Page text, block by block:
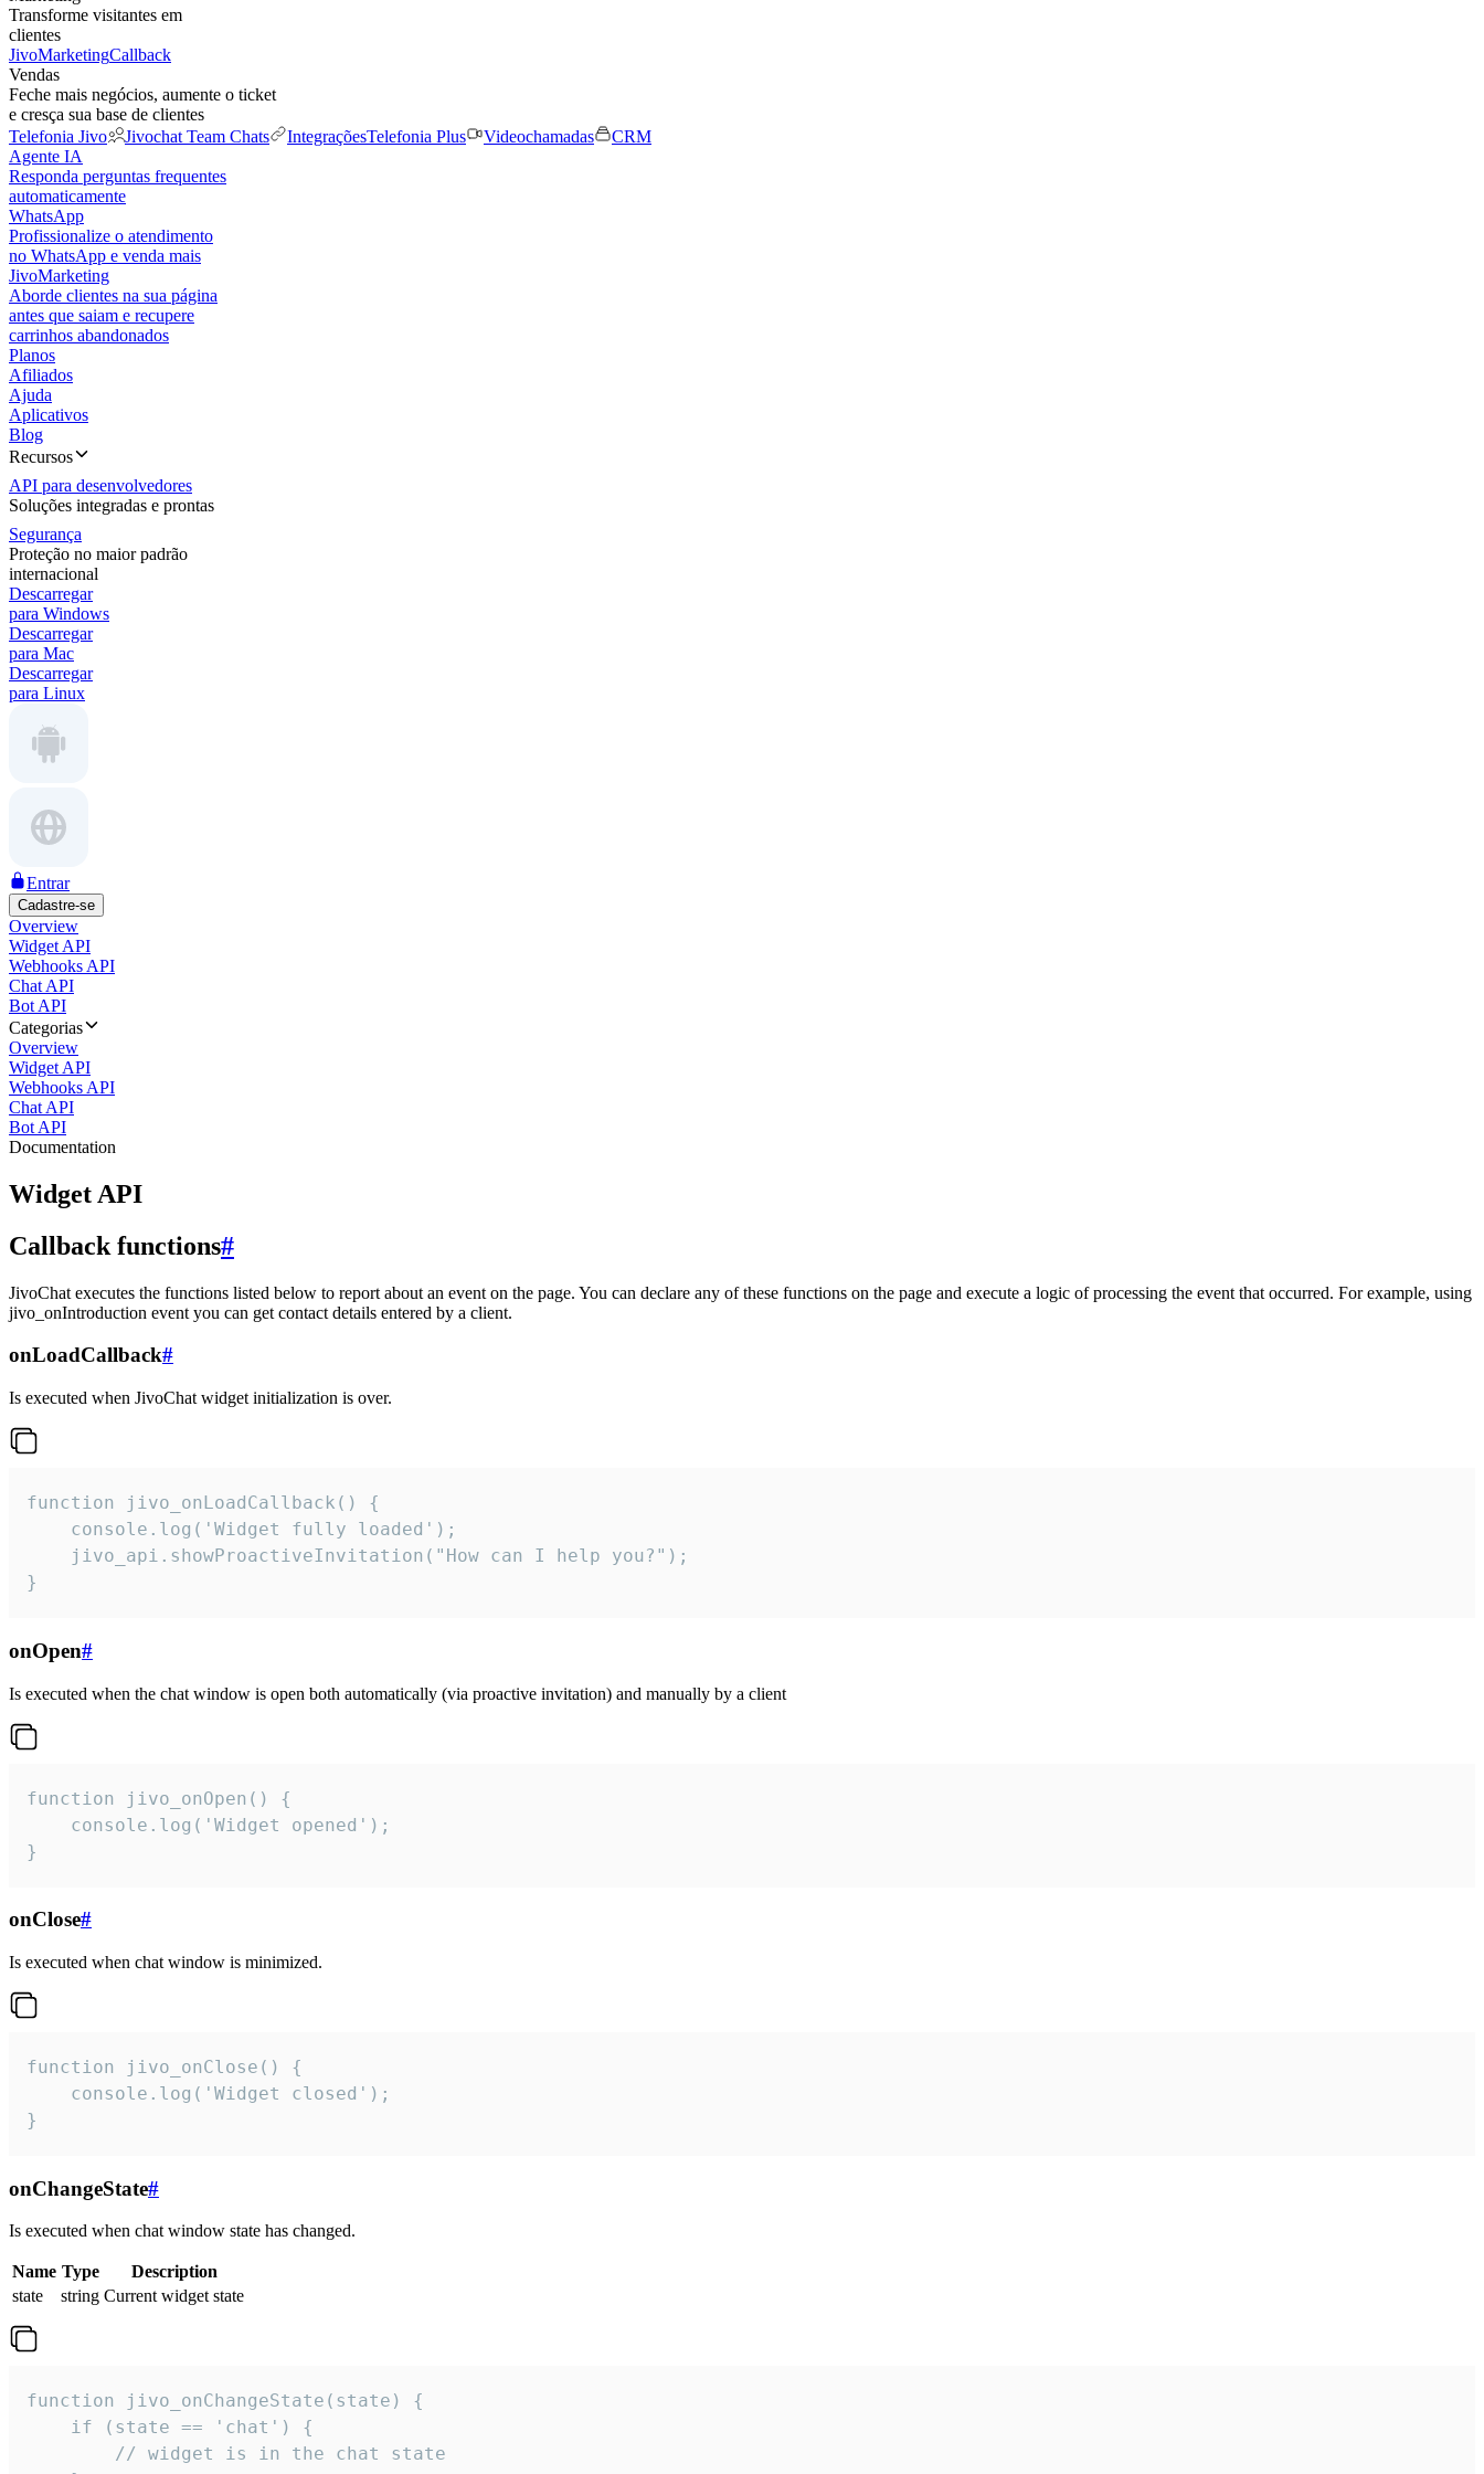
Transforme visitantes em
clientes
JivoMarketingCallback
Vendas
Feche mais negócios, aumente o ticket
e cresça sua base de clientes
Telefonia Jivo
Jivochat Team Chats IntegraçõesTelefonia Plus Videochamadas
CRM
Agente IA
Responda perguntas frequentes
automaticamente
WhatsApp
Profissionalize o atendimento
no WhatsApp e venda mais
JivoMarketing
Aborde clientes na sua página
antes que saiam e recupere
carrinhos abandonados
Planos
Afiliados
Ajuda
Aplicativos
Blog
Recursos
API para desenvolvedores
Soluções integradas e prontas
Segurança
Proteção no maior padrão
internacional
Descarregar
para Windows
Descarregar
para Mac
Descarregar
para Linux
Entrar
Cadastre-se
Overview
Widget API
Webhooks API
Chat API
Bot API
Categorias
Overview
Widget API
Webhooks API
Chat API
Bot API
Documentation
Widget API
Callback functions#
JivoChat executes the functions listed below to report about an event on the page. You can declare any of these functions on the page and execute a logic of processing the event that occurred. For example, using
jivo_onIntroduction event you can get contact details entered by a client.
onLoadCallback#
Is executed when JivoChat widget initialization is over.
function jivo_onLoadCallback() {
    console.log('Widget fully loaded');
    jivo_api.showProactiveInvitation("How can I help you?");
}
onOpen#
Is executed when the chat window is open both automatically (via proactive invitation) and manually by a client
function jivo_onOpen() {
    console.log('Widget opened');
}
onClose#
Is executed when chat window is minimized.
function jivo_onClose() {
    console.log('Widget closed');
}
onChangeState#
Is executed when chat window state has changed.
Name Type
Description
state
string Current widget state
function jivo_onChangeState(state) {
    if (state == 'chat') {
        // widget is in the chat state